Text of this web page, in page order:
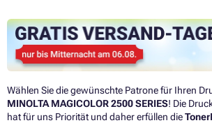
Wählen Sie die gewünschte Patrone für Ihren
MINOLTA MAGICOLOR 2500 SERIES! Die
hat für uns Priorität und daher erfüllen die